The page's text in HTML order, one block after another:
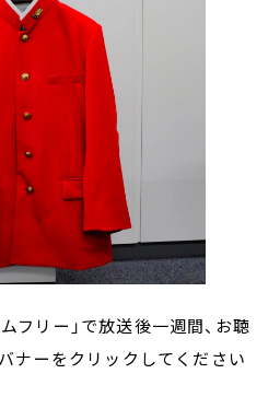
フリー」で放送後一週間、お聴
ナーをクリックしてください